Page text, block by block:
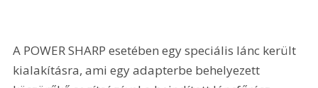
A POWER SHARP esetében egy speciális lánc került
kialakításra, ami egy adapterbe behelyezett